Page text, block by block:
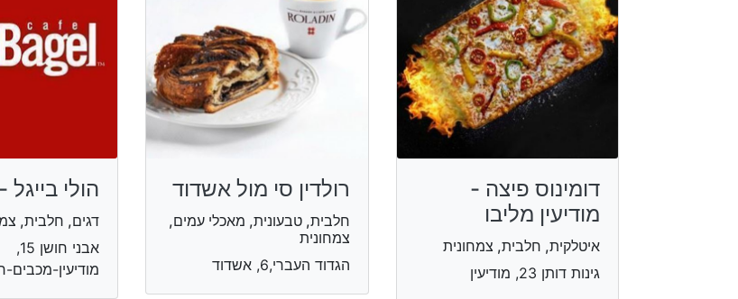
דומינוס פיצה -
מודיעין מליבו
איטלקית, חלבית, צמחונית
גינות דותן 23, מודיעין
רולדין סי מול אשדוד
חלבית, טבעונית, מאכלי עמים,
צמחונית
הגדוד העברי,6, אשדוד
הולי בייגל
דגים, חלבית,
אבני חושן 15,
מודיעין-מכבים-